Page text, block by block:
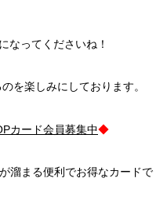
なってくださいね！
を楽しみにしております。
カード会員募集中◆
溜まる便利でお得なカードで